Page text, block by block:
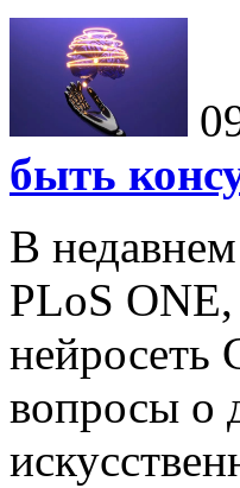
быть
В
PLoS
нейросеть
вопросы о